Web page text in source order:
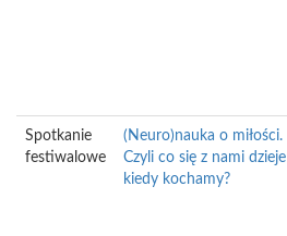
Spotkanie
festiwalowe
(Neuro)nauka o miłości.
Czyli co się z nami dzieje
kiedy kochamy?